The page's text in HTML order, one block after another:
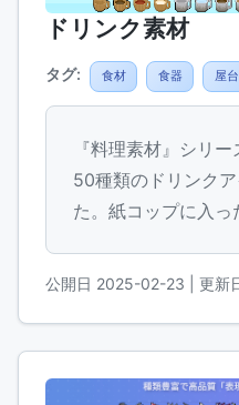
ドリンク素材
タグ: 食材 食器 屋台
『料理素材』シリ
50種類のドリンク
た。紙コップに入っ
公開日 2025-02-23 | 更新